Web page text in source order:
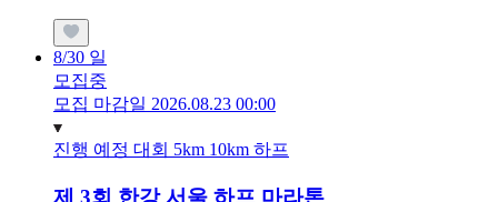
8/30 일
모집중
모집 마감일 2026.08.23 00:00
진행 예정 대회 5km 10km 하프
제 3회 한강 서울 하프 마라톤